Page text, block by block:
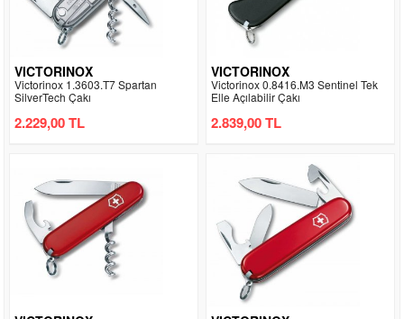
VICTORINOX
Victorinox 1.3603.T7 Spartan
SilverTech Çakı
2.229,00 TL
VICTORINOX
Victorinox 0.8416.M3 Sentinel Tek
Elle Açılabilir Çakı
2.839,00 TL